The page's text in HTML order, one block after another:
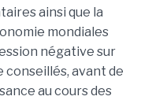
ainsi que la
mondiales
négative sur
conseillés, avant de
au cours des